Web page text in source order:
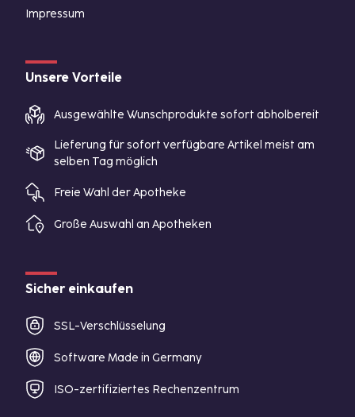
Impressum
Unsere Vorteile
Ausgewählte Wunschprodukte sofort abholbereit
Lieferung für sofort verfügbare Artikel meist am
selben Tag möglich
Freie Wahl der Apotheke
Große Auswahl an Apotheken
Sicher einkaufen
SSL-Verschlüsselung
Software Made in Germany
ISO-zertifiziertes Rechenzentrum